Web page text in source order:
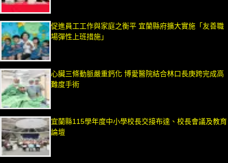
促進員工工作與家庭之衡平 宜蘭縣府擴大實施「友善職
場彈性上班措施」
心臟三條動脈嚴重鈣化 博愛醫院結合林口長庚跨完成高
難度手術
宜蘭縣115學年度中小學校長交接布達、校長會議及教育
論壇